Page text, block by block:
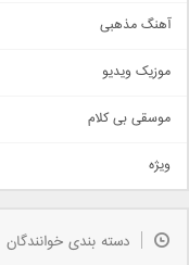
حماسی
سنتی
اهنگ بندرعباسی
دمو
مذهبی
جدیدترین ها
آهنگ مذهبی
موزیک ویدیو
موسقی بی کلام
ویژه
دسته بندی خوانندگان